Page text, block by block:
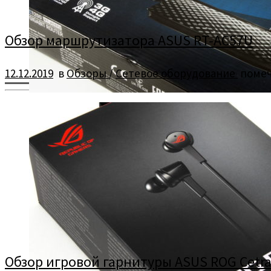
Обзор и тестирование маршрутизатора ASUS RT-AC57U
Обзор маршрутизатора ASUS RT-AC57U
12.12.2019 в Обзоры/Сетевое оборудование
Обзор игровой гарнитуры ASUS ROG Cetra